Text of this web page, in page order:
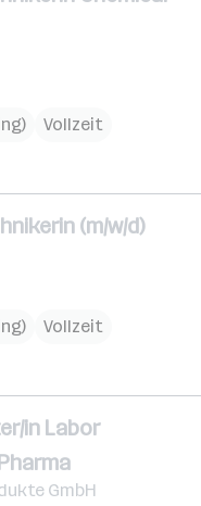
Vollzeit
(m/w/d)
Vollzeit
in Labor
GmbH